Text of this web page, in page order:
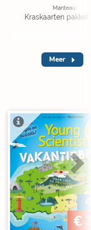
Manteau
Kraskaarten pakket
Meer
€